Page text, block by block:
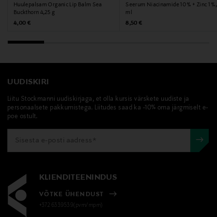
Huulepalsam Organic Lip Balm Sea
Buckthorn 4,25 g
Original Price
4,00 €
Seerum Niacinamide 10 % + Zinc 1
ml
Original Price
8,50 €
UUDISKIRI
Liitu Stockmanni uudiskirjaga, et olla kursis värskete uudiste ja
personaalsete pakkumistega. Liitudes saad ka -10% oma järgmiselt e-
poe ostult.
KLIENDITEENINDUS
VÕTKE ÜHENDUST
+372 6339539(pvm/mpm)